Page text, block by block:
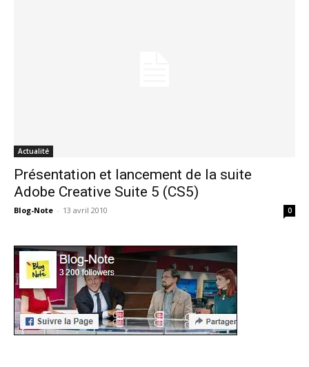
Actualité
Présentation et lancement de la suite
Adobe Creative Suite 5 (CS5)
Blog-Note - 13 avril 2010 0